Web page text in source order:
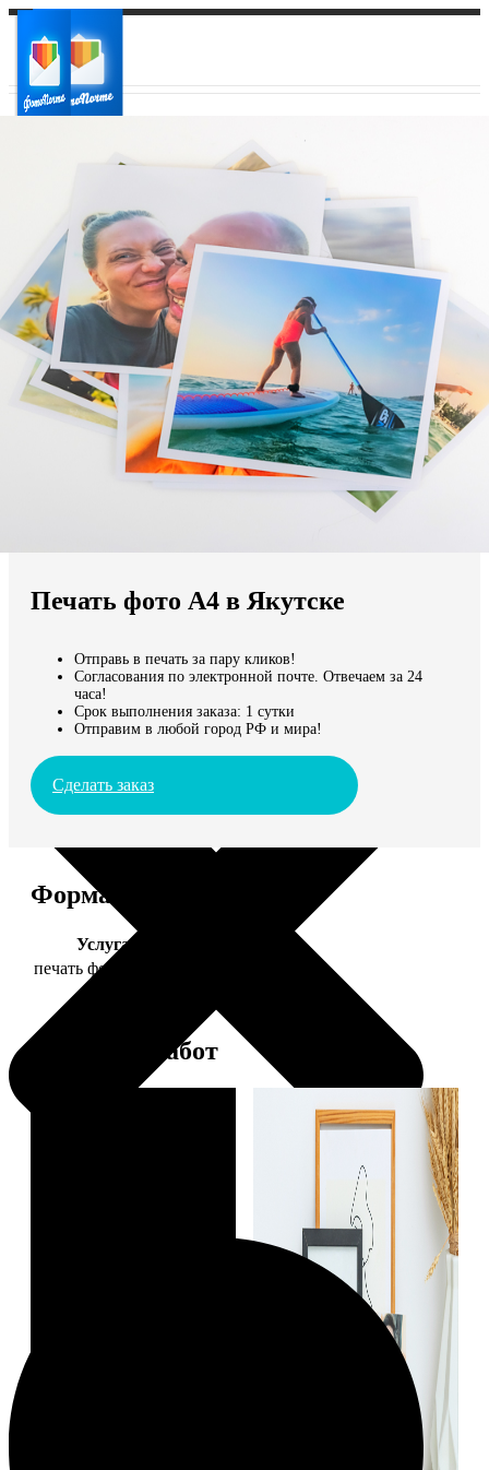
Ваш регион доставки
Выберите из списка:
Мы доставляем по всему миру
Продолжить без города
Печать фото А4 в Якутске
Отправь в печать за пару кликов!
Согласования по электронной почте. Отвечаем за 24
часа!
Срок выполнения заказа: 1 сутки
Отправим в любой город РФ и мира!
Сделать заказ
Форматы и цены
Услуга
печать фото 20х30
Примеры работ